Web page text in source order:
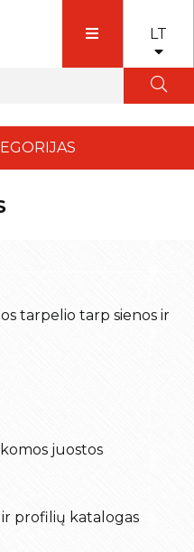
LT
tarpelio tarp sienos ir
juostos
profilių katalogas